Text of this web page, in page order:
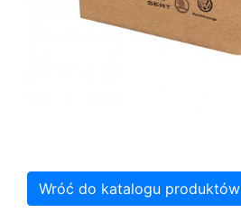
Wróć do katalogu produktów